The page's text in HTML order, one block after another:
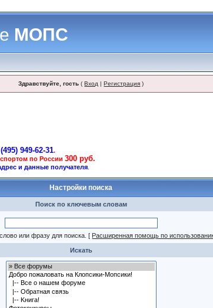
МОПС
Здравствуйте, гость (Вход |Регистрация )
949-62-31.
по России300 руб.
и данные получателя
Настройки поиска
Поиск по ключевым словам
или фразу для поиска. [ Расширенная помощь по
Искать